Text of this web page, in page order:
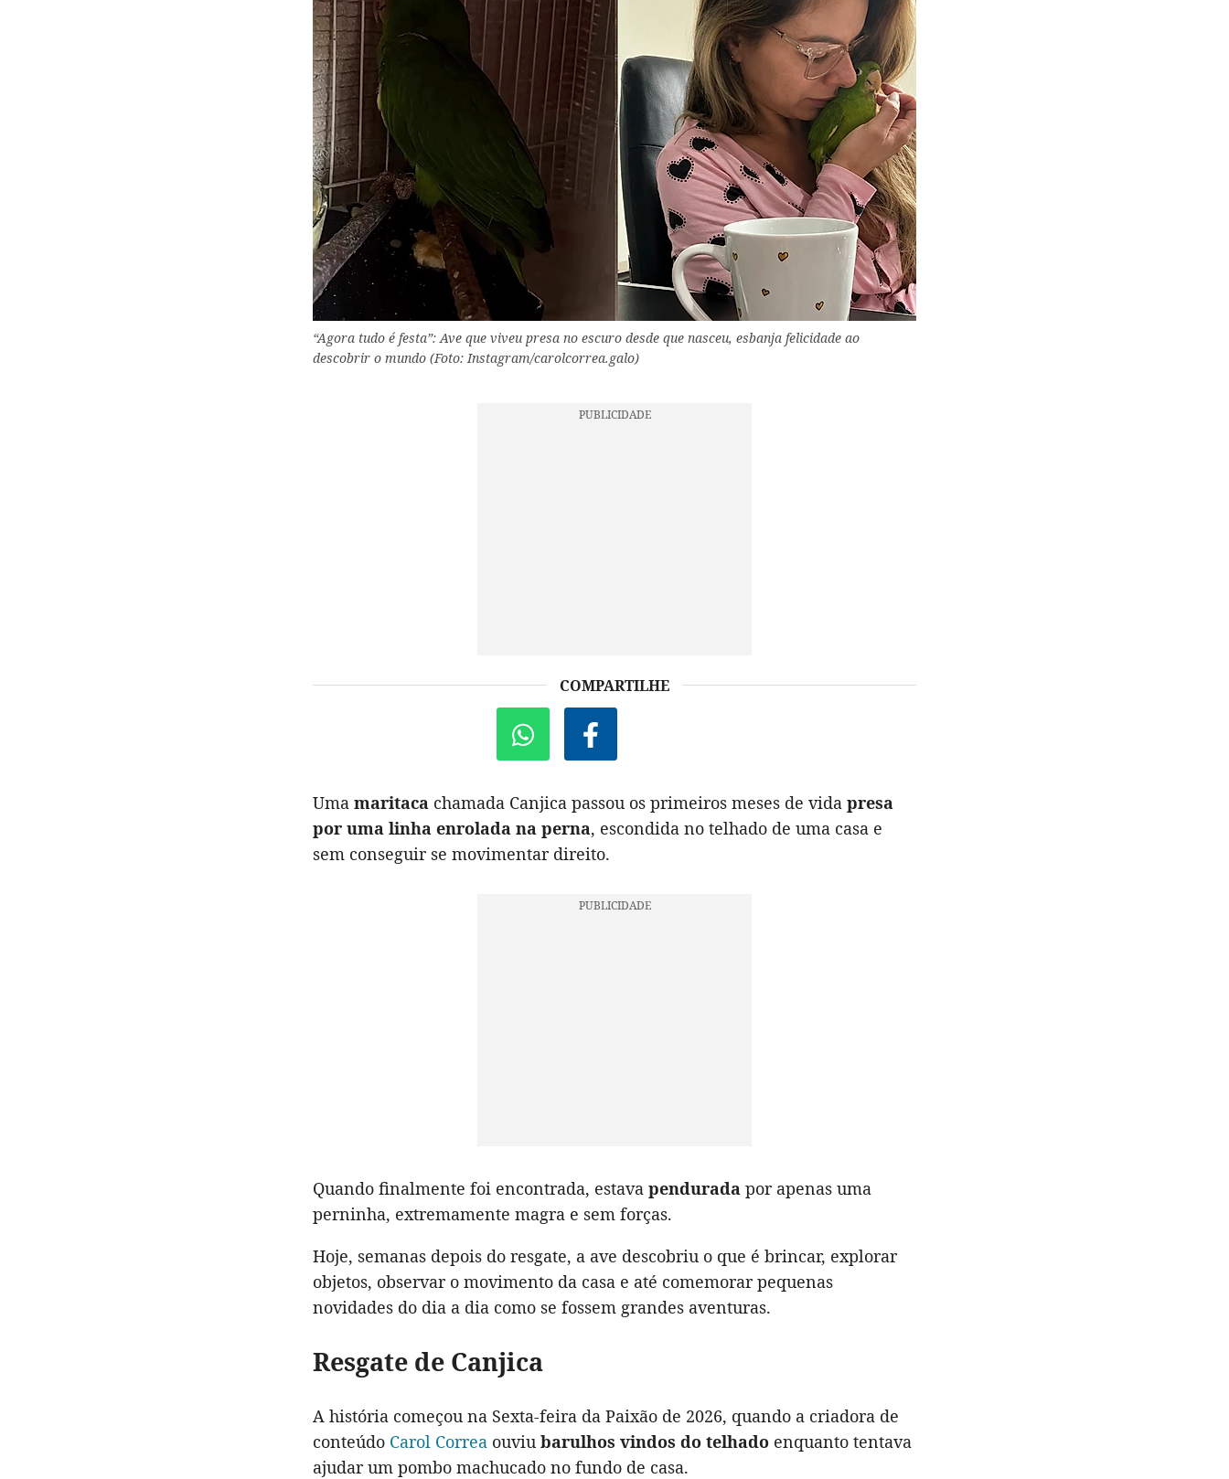
“Agora tudo é festa”: Ave que viveu presa no escuro desde que nasceu, esbanja felicidade ao
descobrir o mundo (Foto: Instagram/carolcorrea.galo)
COMPARTILHE
Uma maritaca chamada Canjica passou os primeiros meses de vida presa
por uma linha enrolada na perna, escondida no telhado de uma casa e
sem conseguir se movimentar direito.
Quando finalmente foi encontrada, estava pendurada por apenas uma
perninha, extremamente magra e sem forças.
Hoje, semanas depois do resgate, a ave descobriu o que é brincar, explorar
objetos, observar o movimento da casa e até comemorar pequenas
novidades do dia a dia como se fossem grandes aventuras.
Resgate de Canjica
A história começou na Sexta-feira da Paixão de 2026, quando a criadora de
conteúdo Carol Correa ouviu barulhos vindos do telhado enquanto tentava
ajudar um pombo machucado no fundo de casa.